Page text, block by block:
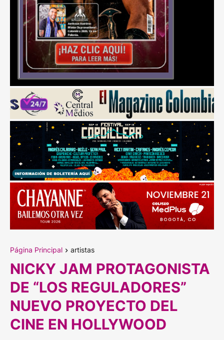
Página Principal artistas
NICKY JAM PROTAGONISTA
DE “LOS REGULADORES”
NUEVO PROYECTO DEL
CINE EN HOLLYWOOD